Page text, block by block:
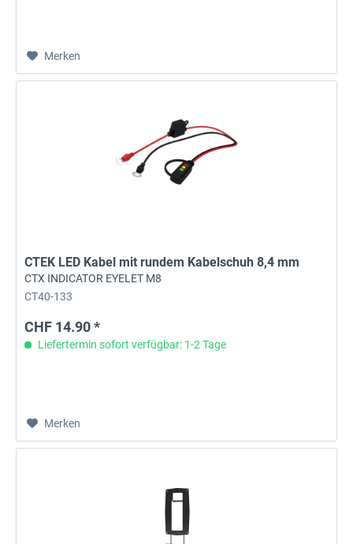
Merken
CTEK LED Kabel mit rundem Kabelschuh 8,4 mm
CTX INDICATOR EYELET M8
CT40-133
CHF 14.90 *
Liefertermin sofort verfügbar: 1-2 Tage
Merken